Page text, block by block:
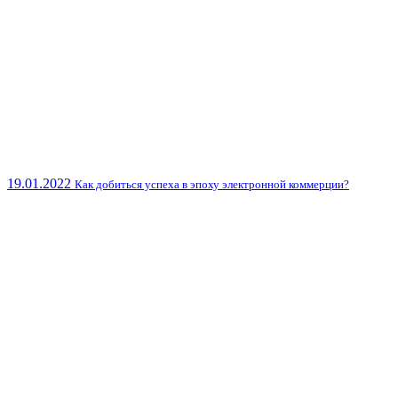
19.01.2022 Как добиться успеха в эпоху электронной коммерции?